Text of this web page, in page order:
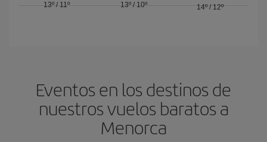
13º / 11º
13º/ 10º
14º/ 12º
Eventos en los destinos de
nuestros vuelos baratos a
Menorca